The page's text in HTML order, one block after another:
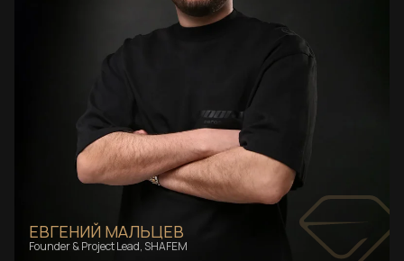
ЕВГЕНИЙ МАЛЬЦЕВ
Founder & Project Lead, SHAFEM